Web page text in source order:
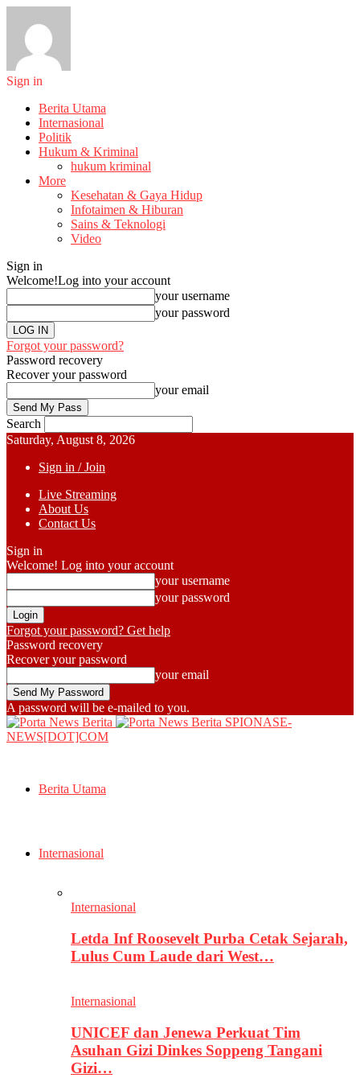
Sign in
Berita Utama
Internasional
Politik
Hukum & Kriminal
hukum kriminal
More
Kesehatan & Gaya Hidup
Infotaimen & Hiburan
Sains & Teknologi
Video
Sign in
Welcome!Log into your account
your username
your password
Forgot your password?
Password recovery
Recover your password
your email
Search
Saturday, August 8, 2026
Sign in / Join
Live Streaming
About Us
Contact Us
Sign in
Welcome! Log into your account
your username
your password
Forgot your password? Get help
Password recovery
Recover your password
your email
A password will be e-mailed to you.
SPIONASE-
NEWS[DOT]COM
Berita Utama
Internasional
Internasional
Letda Inf Roosevelt Purba Cetak Sejarah,
Lulus Cum Laude dari West…
Internasional
UNICEF dan Jenewa Perkuat Tim
Asuhan Gizi Dinkes Soppeng Tangani
Gizi…